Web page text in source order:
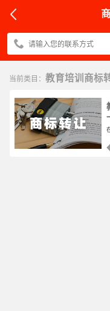
当前类目： 教育培训商标